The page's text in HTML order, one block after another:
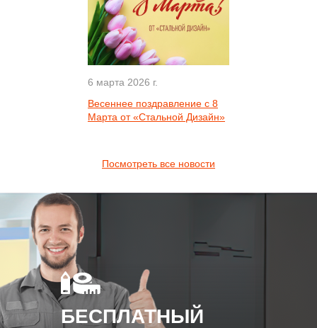
6 марта 2026 г.
Весеннее поздравление с 8
Марта от «Стальной Дизайн»
Посмотреть все новости
БЕСПЛАТНЫЙ